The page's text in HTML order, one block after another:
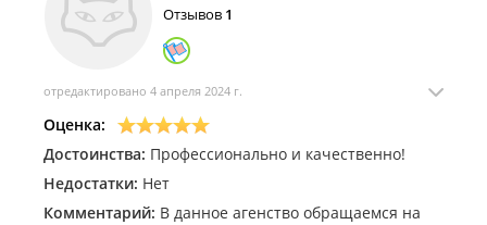
Отзывов 1
отредактировано 4 апреля 2024 г.
Оценка:
Достоинства: Профессионально и качественно!
Недостатки: Нет
Комментарий: В данное агенство обращаемся на